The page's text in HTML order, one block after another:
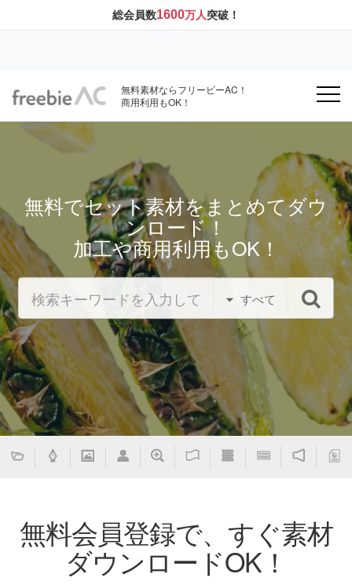
総会員数1600万人突破！
無料素材ならフリービーAC！
商用利用もOK！
無料でセット素材をまとめてダウ
ンロード！
加工や商用利用もOK！
すべて
無料会員登録で、すぐ素材
ダウンロードOK！